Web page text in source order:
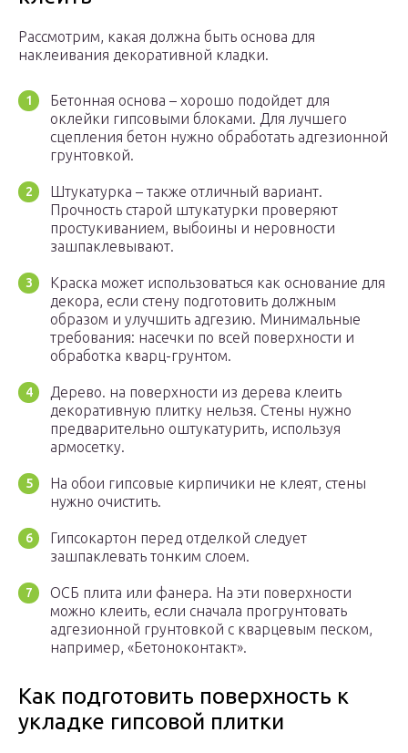
Рассмотрим, какая должна быть основа для
наклеивания декоративной кладки.
Бетонная основа – хорошо подойдет для
оклейки гипсовыми блоками. Для лучшего
сцепления бетон нужно обработать адгезионной
грунтовкой.
Штукатурка – также отличный вариант.
Прочность старой штукатурки проверяют
простукиванием, выбоины и неровности
зашпаклевывают.
Краска может использоваться как основание для
декора, если стену подготовить должным
образом и улучшить адгезию. Минимальные
требования: насечки по всей поверхности и
обработка кварц-грунтом.
Дерево. на поверхности из дерева клеить
декоративную плитку нельзя. Стены нужно
предварительно оштукатурить, используя
армосетку.
На обои гипсовые кирпичики не клеят, стены
нужно очистить.
Гипсокартон перед отделкой следует
зашпаклевать тонким слоем.
ОСБ плита или фанера. На эти поверхности
можно клеить, если сначала прогрунтовать
адгезионной грунтовкой с кварцевым песком,
например, «Бетоноконтакт».
Как подготовить поверхность к
укладке гипсовой плитки